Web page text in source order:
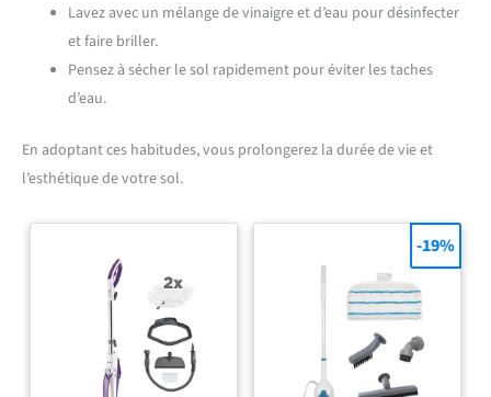
Lavez avec un mélange de vinaigre et d’eau pour désinfecter
et faire briller.
Pensez à sécher le sol rapidement pour éviter les taches
d’eau.
En adoptant ces habitudes, vous prolongerez la durée de vie et
l’esthétique de votre sol.
-19%